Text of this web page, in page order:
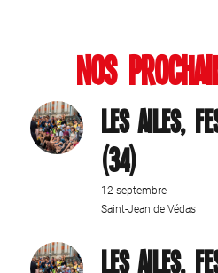
Nos
Les Ailes,
(34)
12 septembre
Saint-Jean de Védas
Les Ailes,